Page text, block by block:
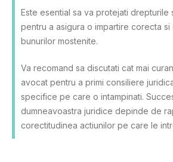
Este esential sa va protejati drepturile
pentru a asigura o impartire corecta si
bunurilor mostenite.
Va recomand sa discutati cat mai
avocat pentru a primi consiliere
specifice pe care o intampinati.
dumneavoastra juridice depinde de
corectitudinea actiunilor pe care le